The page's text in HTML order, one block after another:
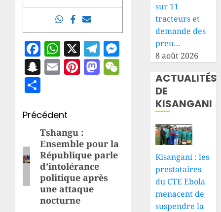
Facebook
WhatsApp
X Telegram
Messenger
Snapchat
EmailPinterest
Mastodon
WeChat
Navigation
d’article
Précédent
Article
précédent:
Tshangu :
Ensemble pour la
République parle
d’intolérance
politique après
une attaque
nocturne
sur 11
tracteurs et
demande des
preu…
8 août 2026
ACTUALITÉS
DE
KISANGANI
Kisangani : les
prestataires
du CTE Ebola
menacent de
suspendre la